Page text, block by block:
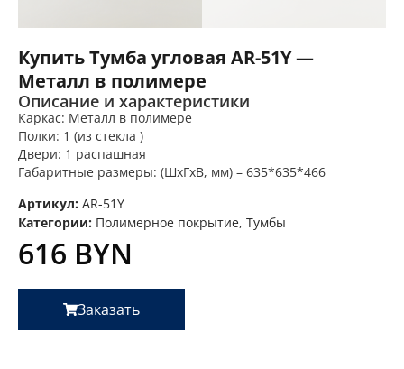
Купить Тумба угловая AR-51Y —
Металл в полимере
Описание и характеристики
Каркас: Металл в полимере
Полки: 1 (из стекла )
Двери: 1 распашная
Габаритные размеры: (ШхГхВ, мм) – 635*635*466
Артикул: AR-51Y
Категории: Полимерное покрытие, Тумбы
616 BYN
Заказать